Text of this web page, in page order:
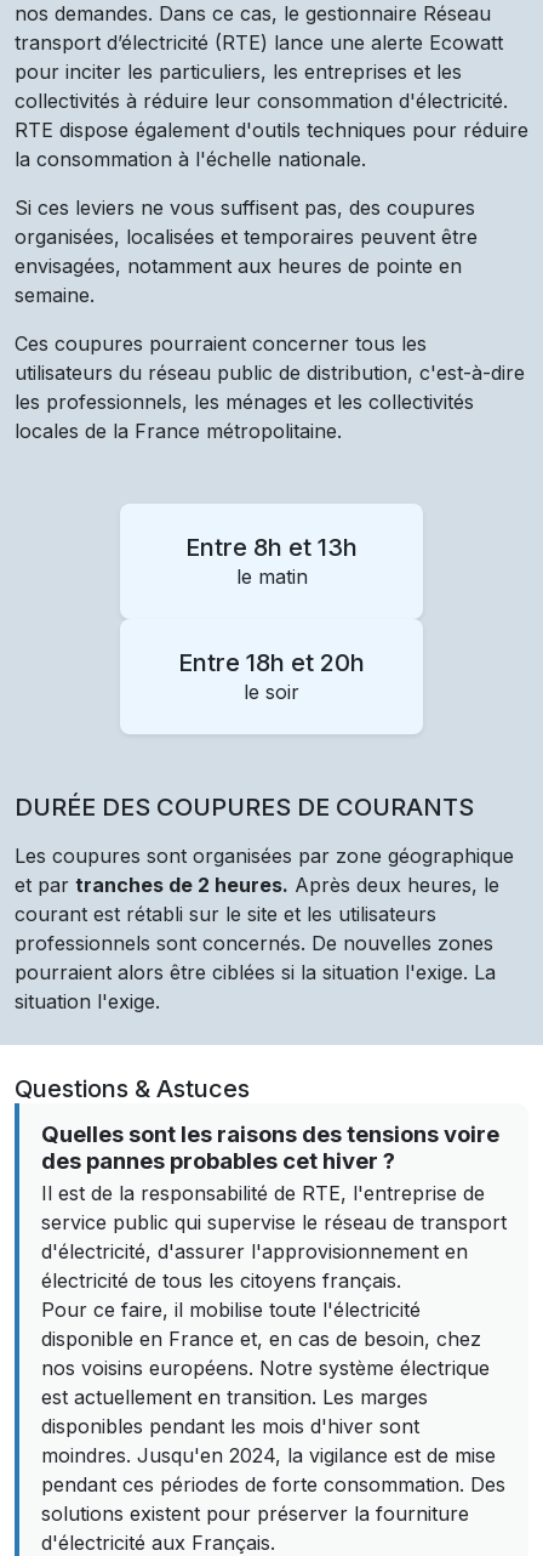
nos demandes. Dans ce cas, le gestionnaire Réseau
transport d’électricité (RTE) lance une alerte Ecowatt
pour inciter les particuliers, les entreprises et les
collectivités à réduire leur consommation d'électricité.
RTE dispose également d'outils techniques pour réduire
la consommation à l'échelle nationale.
Si ces leviers ne vous suffisent pas, des coupures
organisées, localisées et temporaires peuvent être
envisagées, notamment aux heures de pointe en
semaine.
Ces coupures pourraient concerner tous les
utilisateurs du réseau public de distribution, c'est-à-dire
les professionnels, les ménages et les collectivités
locales de la France métropolitaine.
Entre 8h et 13h
le matin
Entre 18h et 20h
le soir
DURÉE DES COUPURES DE COURANTS
Les coupures sont organisées par zone géographique
et par tranches de 2 heures. Après deux heures, le
courant est rétabli sur le site et les utilisateurs
professionnels sont concernés. De nouvelles zones
pourraient alors être ciblées si la situation l'exige. La
situation l'exige.
Questions & Astuces
Quelles sont les raisons des tensions voire
des pannes probables cet hiver ?
Il est de la responsabilité de RTE, l'entreprise de
service public qui supervise le réseau de transport
d'électricité, d'assurer l'approvisionnement en
électricité de tous les citoyens français.
Pour ce faire, il mobilise toute l'électricité
disponible en France et, en cas de besoin, chez
nos voisins européens. Notre système électrique
est actuellement en transition. Les marges
disponibles pendant les mois d'hiver sont
moindres. Jusqu'en 2024, la vigilance est de mise
pendant ces périodes de forte consommation. Des
solutions existent pour préserver la fourniture
d'électricité aux Français.